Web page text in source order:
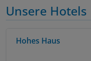
Unsere Hotels
Hohes Haus